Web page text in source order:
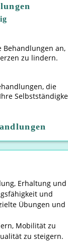
Erhaltung und
und
Übungen und
Mobilität zu
zu steigern.
Behandlungen an,
zu lindern.
die